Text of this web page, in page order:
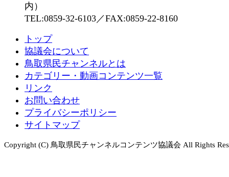
内）
TEL:0859-32-6103／FAX:0859-22-8160
トップ
協議会について
鳥取県民チャンネルとは
カテゴリー・動画コンテンツ一覧
リンク
お問い合わせ
プライバシーポリシー
サイトマップ
Copyright (C) 鳥取県民チャンネルコンテンツ協議会 All Rights